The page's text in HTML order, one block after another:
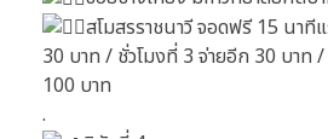
สโมสรราชนาวี จอดฟรี 15 นาที
30 บาท / ชั่วโมงที่ 3 จ่ายอีก 30 บาท /
100 บาท
.